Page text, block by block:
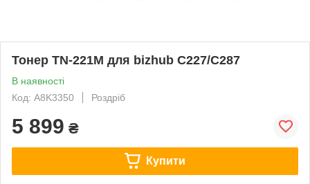
Тонер TN-221M для bizhub C227/C287
В наявності
Код: A8K3350
Роздріб
5 899 ₴
Купити